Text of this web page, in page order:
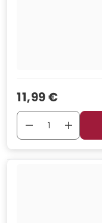
Verkaufspreis
11,99 €